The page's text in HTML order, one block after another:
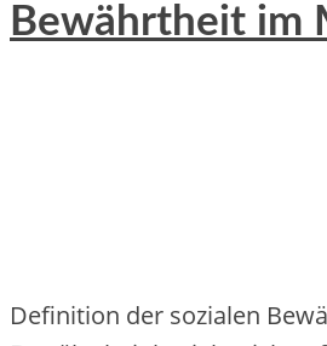
Bewährtheit im
Definition d‬er sozialen